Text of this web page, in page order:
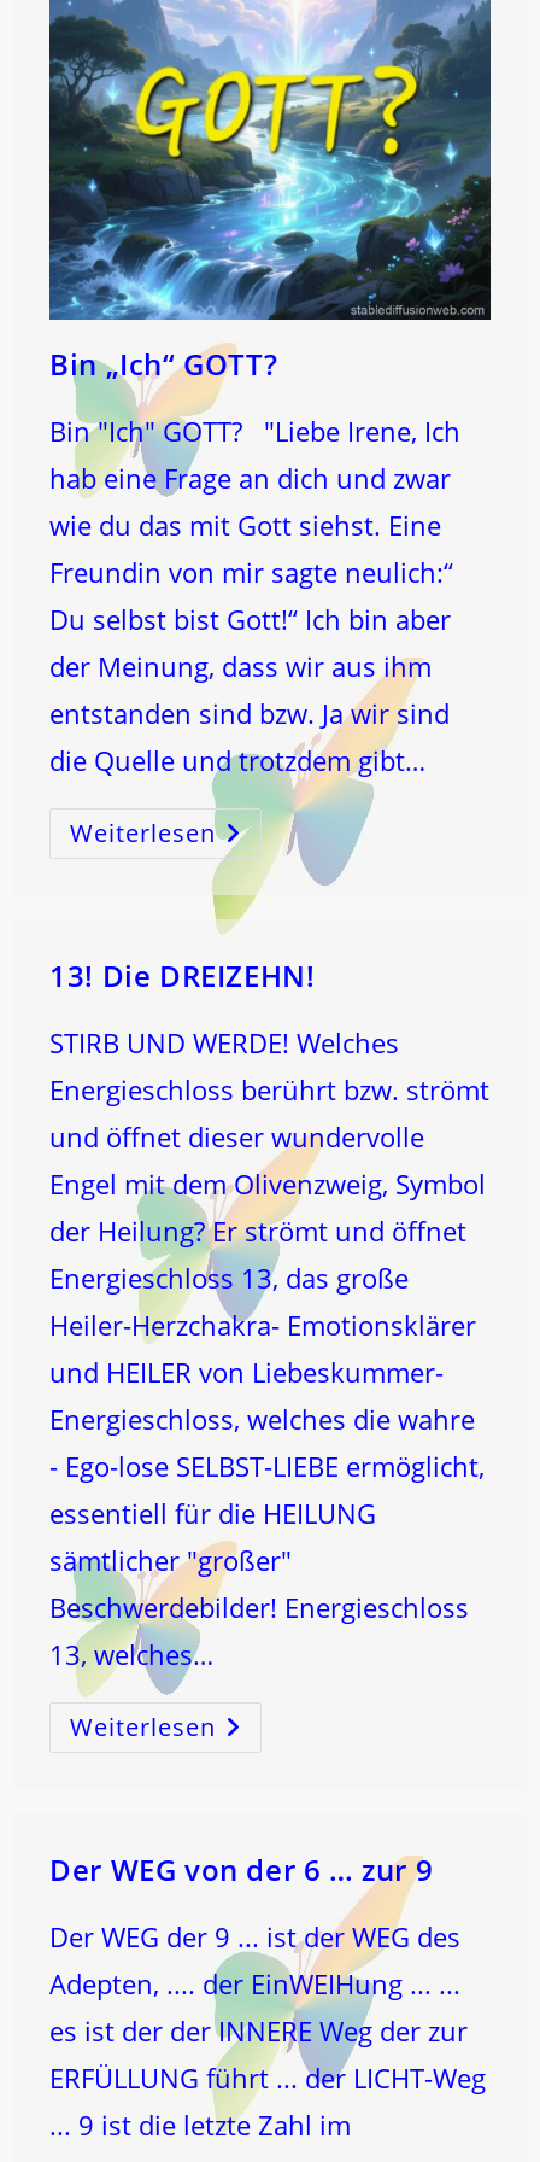
Bin „Ich“ GOTT?
Bin "Ich" GOTT? "Liebe Irene, Ich
hab eine Frage an dich und zwar
wie du das mit Gott siehst. Eine
Freundin von mir sagte neulich:“
Du selbst bist Gott!“ Ich bin aber
der Meinung, dass wir aus ihm
entstanden sind bzw. Ja wir sind
die Quelle und trotzdem gibt…
WeiterlesenBin
„Ich“
GOTT?
13! Die DREIZEHN!
STIRB UND WERDE! Welches
Energieschloss berührt bzw. strömt
und öffnet dieser wundervolle
Engel mit dem Olivenzweig, Symbol
der Heilung? Er strömt und öffnet
Energieschloss 13, das große
Heiler-Herzchakra- Emotionsklärer
und HEILER von Liebeskummer-
Energieschloss, welches die wahre
- Ego-lose SELBST-LIEBE ermöglicht,
essentiell für die HEILUNG
sämtlicher "großer"
Beschwerdebilder! Energieschloss
13, welches…
Weiterlesen 13!
Die
DREIZEHN!
Der WEG von der 6 … zur 9
Der WEG der 9 ... ist der WEG des
Adepten, .... der EinWEIHung ... ...
es ist der der INNERE Weg der zur
ERFÜLLUNG führt ... der LICHT-Weg
... 9 ist die letzte Zahl im